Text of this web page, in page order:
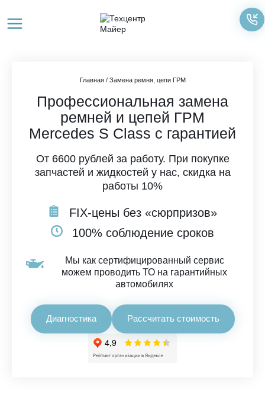
содержимому
Главная/ Замена ремня, цепи ГРМ
Профессиональная замена
ремней и цепей ГРМ
Mercedes S Class с гарантией
От 6600 рублей за работу. При покупке
запчастей и жидкостей у нас, скидка на
работы 10%
FIX-цены без «сюрпризов»
100% соблюдение сроков
Мы как сертифицированный сервис
можем проводить ТО на гарантийных
автомобилях
Диагностика Рассчитать стоимость